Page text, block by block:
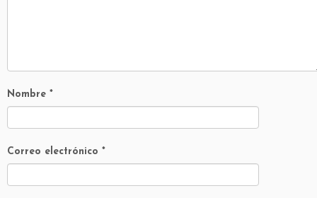
Nombre *
Correo electrónico *